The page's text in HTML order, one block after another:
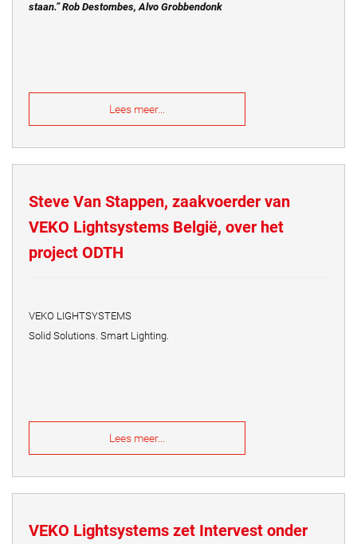
staan.” Rob Destombes, Alvo Grobbendonk
Lees meer...
Steve Van Stappen, zaakvoerder van
VEKO Lightsystems België, over het
project ODTH
VEKO LIGHTSYSTEMS
Solid Solutions. Smart Lighting.
Lees meer...
VEKO Lightsystems zet Intervest onder